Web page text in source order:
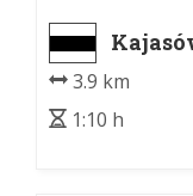
3.9 km
1:10 h